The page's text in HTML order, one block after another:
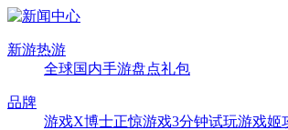
新游热游
全球国内手游盘点礼包
品牌
游戏X博士正惊游戏3分钟试玩游戏姬